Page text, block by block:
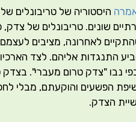
היסטוריה של טריבונלים
שונים. טריבונלים של
שהתקיים לאחרונה, מציבים
התנגדות אליהם. לצד
נבו "צדק טרום מעברי".
הפשעים והוקעתם, מבלי
הצדק.